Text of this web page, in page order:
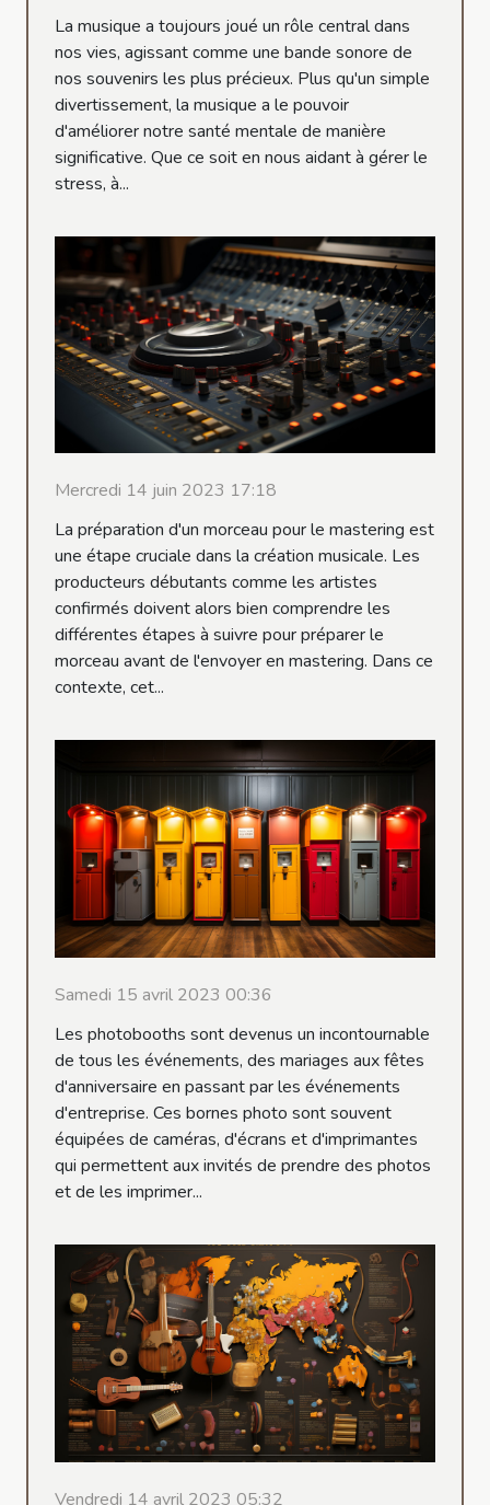
La musique a toujours joué un rôle central dans
nos vies, agissant comme une bande sonore de
nos souvenirs les plus précieux. Plus qu'un simple
divertissement, la musique a le pouvoir
d'améliorer notre santé mentale de manière
significative. Que ce soit en nous aidant à gérer le
stress, à...
Mercredi 14 juin 2023 17:18
La préparation d'un morceau pour le mastering est
une étape cruciale dans la création musicale. Les
producteurs débutants comme les artistes
confirmés doivent alors bien comprendre les
différentes étapes à suivre pour préparer le
morceau avant de l'envoyer en mastering. Dans ce
contexte, cet...
Samedi 15 avril 2023 00:36
Les photobooths sont devenus un incontournable
de tous les événements, des mariages aux fêtes
d'anniversaire en passant par les événements
d'entreprise. Ces bornes photo sont souvent
équipées de caméras, d'écrans et d'imprimantes
qui permettent aux invités de prendre des photos
et de les imprimer...
Vendredi 14 avril 2023 05:32